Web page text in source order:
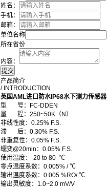
姓名：
手机：
邮箱：
单位名称
所在省份
内容：
产品简介
/ INTRODUCTION
英国AML进口防水IP68水下测力传感器
型 号：FC-DDEN
量 程：250~50K（N）
非线性度：0.25% F.S.
滞 后：0.30% F.S.
非重复性：0.05% F.S.
蠕变@20min：0.05% F.S.
使用温度：-20 to 80 ℃
零点温度系数：0.005% / ℃
输出温度系数：0.005 %RO/ ℃
输出灵敏度：1.0~2.0 mV/V